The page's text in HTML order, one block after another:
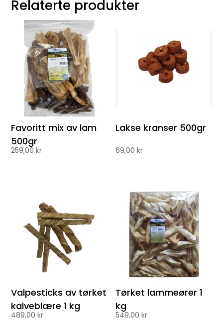
Relaterte produkter
Favoritt mix av lam
500gr
259,00kr
Lakse kranser 500gr
69,00kr
Valpesticks av tørket
kalveblære 1 kg
489,00kr
Tørket lammeører 1
kg
549,00kr